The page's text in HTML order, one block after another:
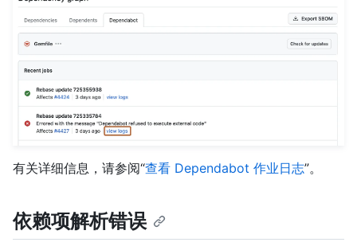
有关详细信息，请参阅“查看 Dependabot 作业日志”。
依赖项解析错误